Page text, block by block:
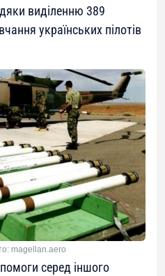
виділенню 389
українських пілотів
magellan.aero
серед іншого